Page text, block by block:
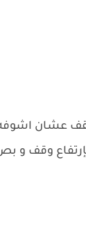
يقف عشان
وقف و بص